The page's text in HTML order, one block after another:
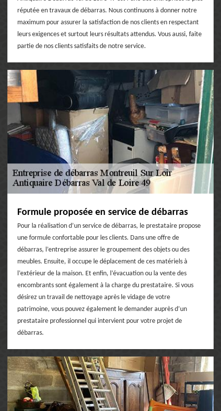
réputée en travaux de débarras. Nous continuons à donner notre
maximum pour assurer la satisfaction de nos clients en respectant
leurs exigences et surtout leurs résultats attendus. Vous aussi, faite
partie de nos clients satisfaits de notre service.
Formule proposée en service de débarras
Pour la réalisation d’un service de débarras, le prestataire propose
une formule confortable pour les clients. Dans une offre de
débarras, l’entreprise assurer le groupement des objets ou des
meubles. Ensuite, il occupe le déplacement de ces matériels à
l’extérieur de la maison. Et enfin, l’évacuation ou la vente des
encombrants sont également à la charge du prestataire. Si vous
désirez un travail de nettoyage après le vidage de votre
patrimoine, vous pouvez également le demander auprès d’un
prestataire professionnel qui intervient pour votre projet de
débarras.